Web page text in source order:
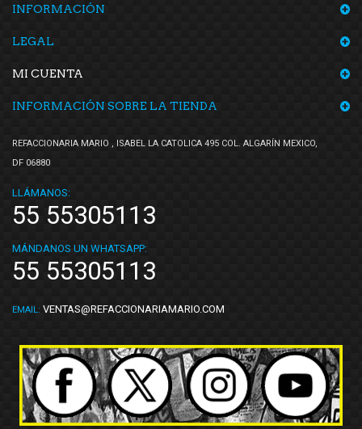
INFORMACIÓN
LEGAL
MI CUENTA
INFORMACIÓN SOBRE LA TIENDA
REFACCIONARIA MARIO , ISABEL LA CATOLICA 495 COL. ALGARÍN MEXICO,
DF 06880
LLÁMANOS:
55 55305113
MÁNDANOS UN WHATSAPP:
55 55305113
EMAIL: VENTAS@REFACCIONARIAMARIO.COM